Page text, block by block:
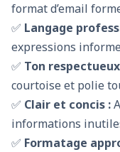
format d’email
✅ Langage
expressions
✅ Ton
courtoise et polie
✅ Clair et concis :
informations
✅ Formatage